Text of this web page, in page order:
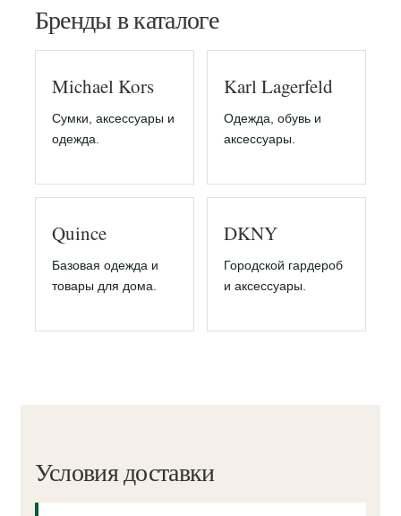
Бренды в каталоге
Michael Kors
Сумки, аксессуары и
одежда.
Karl Lagerfeld
Одежда, обувь и
аксессуары.
Quince
Базовая одежда и
товары для дома.
DKNY
Городской гардероб
и аксессуары.
Условия доставки